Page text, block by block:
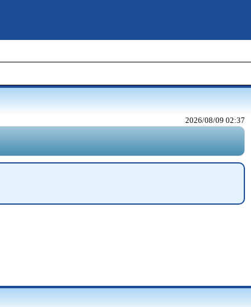
2026/08/09 02:37